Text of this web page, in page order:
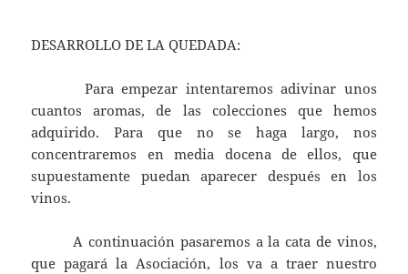
DESARROLLO DE LA QUEDADA:
Para empezar intentaremos adivinar unos
cuantos aromas, de las colecciones que hemos
adquirido. Para que no se haga largo, nos
concentraremos en media docena de ellos, que
supuestamente puedan aparecer después en los
vinos.
A continuación pasaremos a la cata de vinos,
que pagará la Asociación, los va a traer nuestro